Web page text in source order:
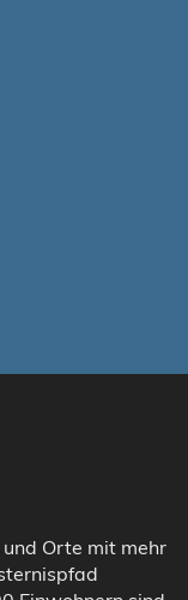
Orte mit mehr